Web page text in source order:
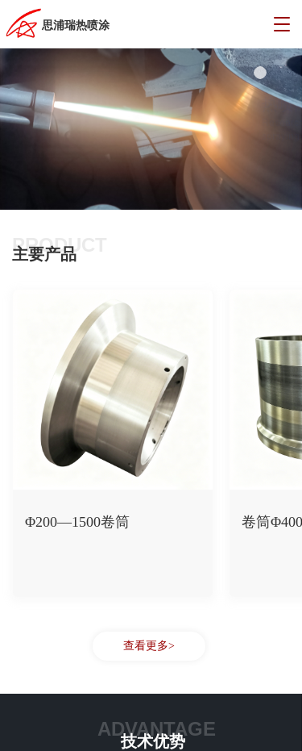
T
g
g
e
a
思浦瑞热喷涂
热喷涂技术研究
Research, development, and application of
spraying technology
Φ200—1500卷筒 卷筒
PRODUCT
主要产品
查看更多>
ADVANTAGE
技术优势